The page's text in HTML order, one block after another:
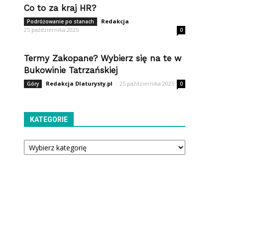
Co to za kraj HR?
Podróżowanie po stanach Redakcja -
25 października 2025
0
Termy Zakopane? Wybierz się na te w
Bukowinie Tatrzańskiej
Góry Redakcja Dlaturysty.pl - 25 października 2025 0
KATEGORIE
Kategorie